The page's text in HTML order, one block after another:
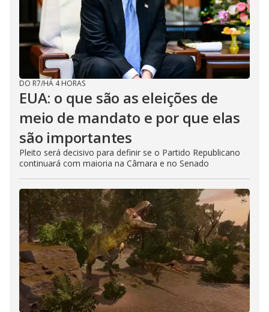
DO R7/HÁ 4 HORAS
EUA: o que são as eleições de
meio de mandato e por que elas
são importantes
Pleito será decisivo para definir se o Partido Republicano
continuará com maioria na Câmara e no Senado